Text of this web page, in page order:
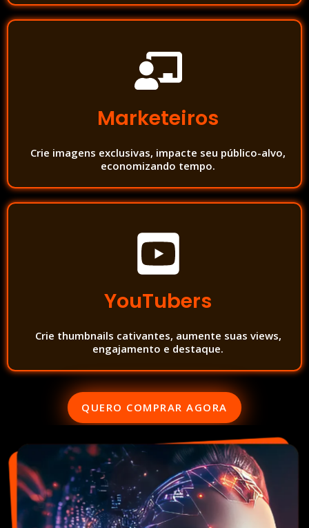
Marketeiros
Crie imagens exclusivas, impacte seu público-alvo,
economizando tempo.
YouTubers
Crie thumbnails cativantes, aumente suas views,
engajamento e destaque.
QUERO COMPRAR AGORA